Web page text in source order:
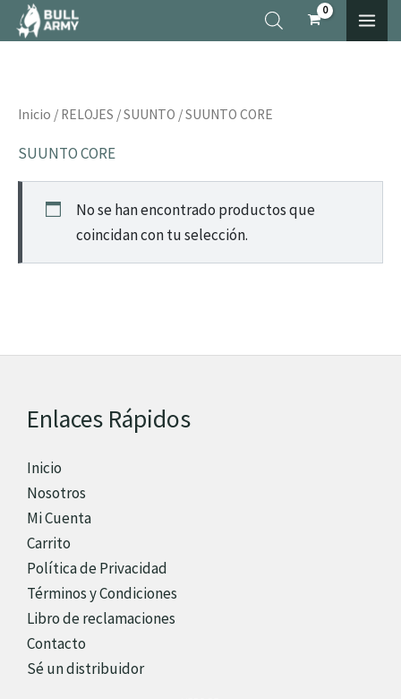
×
al
Inicio / RELOJES /SUUNTO / SUUNTO CORE
SUUNTO CORE
No se han encontrado productos que
coincidan con tu selección.
Enlaces Rápidos
Inicio
Nosotros
Mi Cuenta
Carrito
Política de Privacidad
Términos y Condiciones
Libro de reclamaciones
Contacto
Sé un distribuidor